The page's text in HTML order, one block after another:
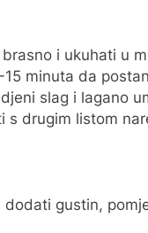
i ukuhati u
minuta da
slag i lagano
drugim listom
gustin,